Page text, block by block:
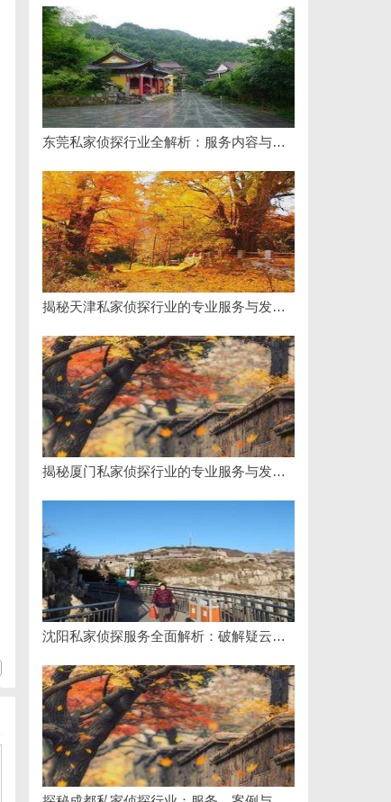
东莞私家侦探行业全解析：服务内容与法律边界详解
揭秘天津私家侦探行业的专业服务与发展趋势
揭秘厦门私家侦探行业的专业服务与发展趋势
沈阳私家侦探服务全面解析：破解疑云，守护真相的专家助力